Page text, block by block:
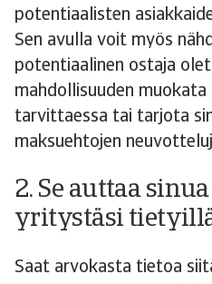
potentiaalisten
Sen avulla voit myös
potentiaalinen ostaja
mahdollisuuden muokata
tarvittaessa tai tarjota
maksuehtojen
2. Se auttaa
yritystäsi
Saat arvokasta tietoa